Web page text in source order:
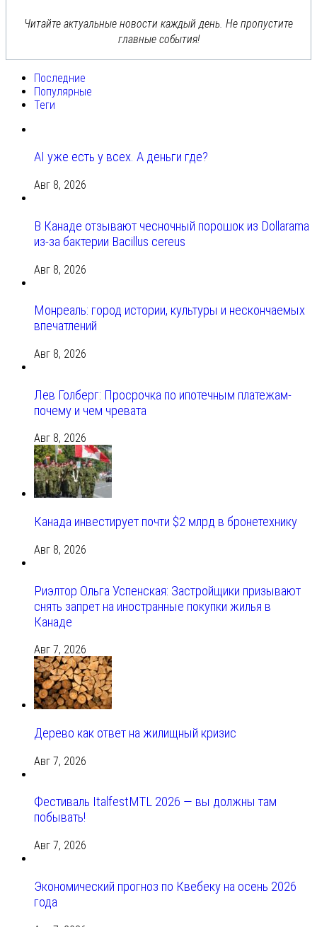
Читайте актуальные новости каждый день. Не пропустите
главные события!
Последние
Популярные
Теги
AI уже есть у всех. А деньги где?
Авг 8, 2026
В Канаде отзывают чесночный порошок из Dollarama
из-за бактерии Bacillus cereus
Авг 8, 2026
Монреаль: город истории, культуры и нескончаемых
впечатлений
Авг 8, 2026
Лев Голберг: Просрочка по ипотечным платежам-
почему и чем чревата
Авг 8, 2026
Канада инвестирует почти $2 млрд в бронетехнику
Авг 8, 2026
Риэлтор Ольга Успенская: Застройщики призывают
снять запрет на иностранные покупки жилья в
Канаде
Авг 7, 2026
Дерево как ответ на жилищный кризис
Авг 7, 2026
Фестиваль ItalfestMTL 2026 — вы должны там
побывать!
Авг 7, 2026
Экономический прогноз по Квебеку на осень 2026
года